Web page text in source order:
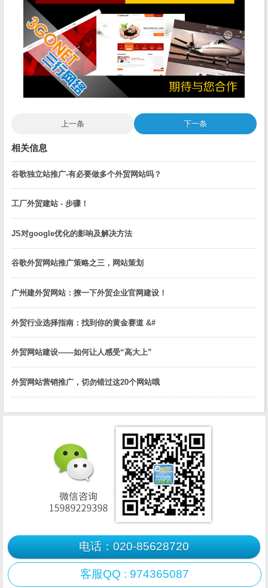
上一条 下一条
相关信息
谷歌独立站推广-有必要做多个外贸网站吗？
工厂外贸建站 - 步骤！
JS对google优化的影响及解决方法
谷歌外贸网站推广策略之三，网站策划
广州建外贸网站：撩一下外贸企业官网建设！
外贸行业选择指南：找到你的黄金赛道 &#
外贸网站建设——如何让人感受“高大上”
外贸网站营销推广，切勿错过这20个网站哦
电话：020-85628720
客服QQ : 974365087